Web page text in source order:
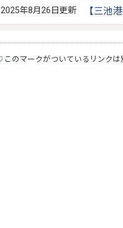
2025年8月26日更新 【三池
このマークがついているリンク